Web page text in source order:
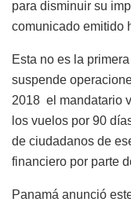
para disminuir su
comunicado emitido
Esta no es la
suspende
2018 el mandatario
los vuelos por 90
de ciudadanos de
financiero por parte
Panamá anunció